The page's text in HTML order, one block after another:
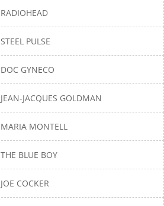
RADIOHEAD
STEEL PULSE
DOC GYNECO
JEAN-JACQUES GOLDMAN
MARIA MONTELL
THE BLUE BOY
JOE COCKER